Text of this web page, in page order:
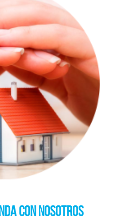
con nosotros